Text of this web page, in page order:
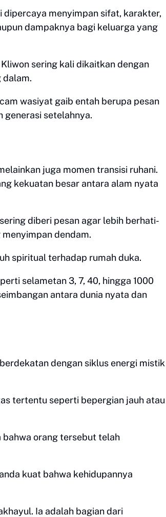
dipercaya menyimpan sifat, karakter,
dampaknya bagi keluarga yang
sering kali dikaitkan dengan
dalam.
wasiyat gaib entah berupa pesan
generasi setelahnya.
juga momen transisi ruhani.
kekuatan besar antara alam nyata
diberi pesan agar lebih berhati-
dendam.
spiritual terhadap rumah duka.
selametan 3, 7, 40, hingga 1000
antara dunia nyata dan
dengan siklus energi mistik
tertentu seperti bepergian jauh atau
bahwa orang tersebut telah
kuat bahwa kehidupannya
Ia adalah bagian dari